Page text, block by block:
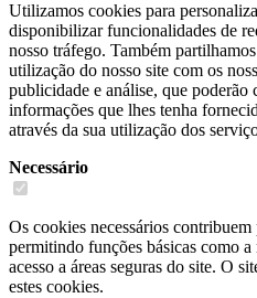
Utilizamos cookies para
disponibilizar funcionalidades de
nosso tráfego. Também
utilização do nosso site com os
publicidade e análise, que poderão
informações que lhes tenha
através da sua utilização dos
Necessário
Os cookies necessários
permitindo funções básicas como a
acesso a áreas seguras do site. O
estes cookies.